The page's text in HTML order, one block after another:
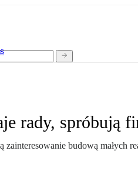
rady, spróbują
budową małych